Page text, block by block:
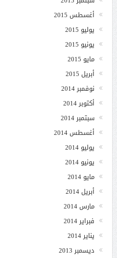
أغسطس 2015
يوليو 2015
يونيو 2015
مايو 2015
أبريل 2015
نوفمبر 2014
أكتوبر 2014
سبتمبر 2014
أغسطس 2014
يوليو 2014
يونيو 2014
مايو 2014
أبريل 2014
مارس 2014
فبراير 2014
يناير 2014
ديسمبر 2013